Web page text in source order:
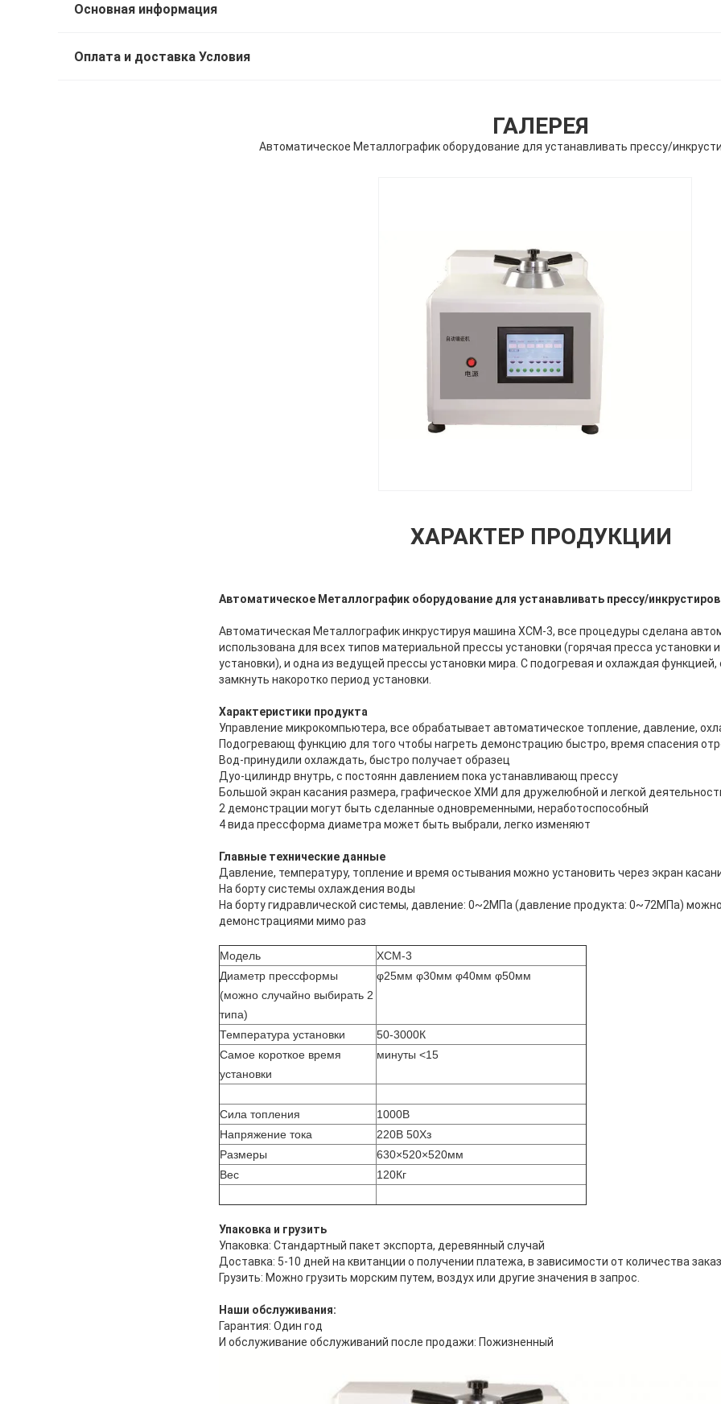
Основная информация
Оплата и доставка Условия
ГАЛЕРЕЯ
Автоматическое Металлографик оборудование для устанавливать прессу/
ХАРАКТЕР ПРОДУКЦИИ
Автоматическое Металлографик оборудование для устанавливать прессу/
Автоматическая Металлографик инкрустируя машина ХСМ-3, все процедуры сделана
использована для всех типов материальной прессы установки (горячая пресса установки
установки), и одна из ведущей прессы установки мира. С подогревая и охлаждая
замкнуть накоротко период установки.
Характеристики продукта
Управление микрокомпьютера, все обрабатывает автоматическое топление, давление,
Подогревающ функцию для того чтобы нагреть демонстрацию быстро, время спасения
Вод-принудили охлаждать, быстро получает образец
Дуо-цилиндр внутрь, с постоянн давлением пока устанавливающ прессу
Большой экран касания размера, графическое ХМИ для дружелюбной и легкой
2 демонстрации могут быть сделанные одновременными, неработоспособный
4 вида прессформа диаметра может быть выбрали, легко изменяют
Главные технические данные
Давление, температуру, топление и время остывания можно установить через экран
На борту системы охлаждения воды
На борту гидравлической системы, давление: 0~2МПа (давление продукта: 0~72МПа)
демонстрациями мимо раз
Модель
ХСМ-3
Диаметр прессформы
(можно случайно выбирать 2
типа)
φ25мм φ30мм φ40мм φ50мм
Температура установки
50-3000К
Самое короткое время
установки
минуты <15
Сила топления
1000В
Напряжение тока
220В 50Хз
Размеры
630×520×520мм
Вес
120Кг
Упаковка и грузить
Упаковка: Стандартный пакет экспорта, деревянный случай
Доставка: 5-10 дней на квитанции о получении платежа, в зависимости от количества
Грузить: Можно грузить морским путем, воздух или другие значения в запрос.
Наши обслуживания:
Гарантия: Один год
И обслуживание обслуживаний после продажи: Пожизненный